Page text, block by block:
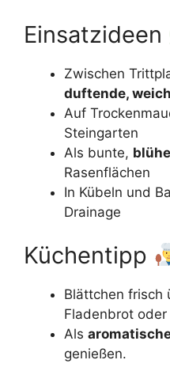
Einsatzideen
Zwischen
duftende,
Auf
Steingarten
Als bunte,
Rasenflächen
In Kübeln und
Drainage
Küchentipp
Blättchen frisch
Fladenbrot
Als
genießen.